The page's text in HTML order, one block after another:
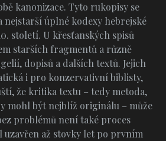
kanonizace. Tyto rukopisy se
nejstarší úplné kodexy hebrejské
století. U křesťanských spisů
starších fragmentů a různě
dopisů a dalších textů. Jejich
i pro konzervativní biblisty,
že kritika textu – tedy metoda,
mohl být nejblíž originálu – může
problémů není také proces
uzavřen až stovky let po prvním